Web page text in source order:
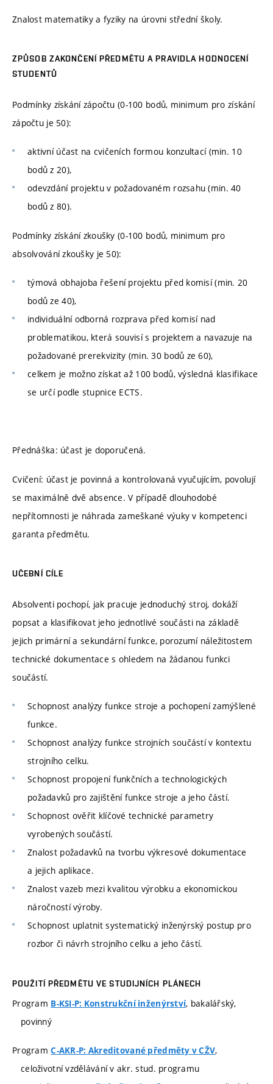
Znalost matematiky a fyziky na úrovni střední školy.
ZPŮSOB ZAKONČENÍ PŘEDMĚTU A PRAVIDLA HODNOCENÍ
STUDENTŮ
Podmínky získání zápočtu (0-100 bodů, minimum pro získání
zápočtu je 50):
aktivní účast na cvičeních formou konzultací (min. 10
bodů z 20),
odevzdání projektu v požadovaném rozsahu (min. 40
bodů z 80).
Podmínky získání zkoušky (0-100 bodů, minimum pro
absolvování zkoušky je 50):
týmová obhajoba řešení projektu před komisí (min. 20
bodů ze 40),
individuální odborná rozprava před komisí nad
problematikou, která souvisí s projektem a navazuje na
požadované prerekvizity (min. 30 bodů ze 60),
celkem je možno získat až 100 bodů, výsledná klasifikace
se určí podle stupnice ECTS.
Přednáška: účast je doporučená.
Cvičení: účast je povinná a kontrolovaná vyučujícím, povolují
se maximálně dvě absence. V případě dlouhodobé
nepřítomnosti je náhrada zameškané výuky v kompetenci
garanta předmětu.
UČEBNÍ CÍLE
Absolventi pochopí, jak pracuje jednoduchý stroj, dokáží
popsat a klasifikovat jeho jednotlivé součásti na základě
jejich primární a sekundární funkce, porozumí náležitostem
technické dokumentace s ohledem na žádanou funkci
součástí.
Schopnost analýzy funkce stroje a pochopení zamýšlené
funkce.
Schopnost analýzy funkce strojních součástí v kontextu
strojního celku.
Schopnost propojení funkčních a technologických
požadavků pro zajištění funkce stroje a jeho částí.
Schopnost ověřit klíčové technické parametry
vyrobených součástí.
Znalost požadavků na tvorbu výkresové dokumentace
a jejich aplikace.
Znalost vazeb mezi kvalitou výrobku a ekonomickou
náročností výroby.
Schopnost uplatnit systematický inženýrský postup pro
rozbor či návrh strojního celku a jeho částí.
POUŽITÍ PŘEDMĚTU VE STUDIJNÍCH PLÁNECH
Program B-KSI-P: Konstrukční inženýrství, bakalářský,
povinný
ProgramC-AKR-P: Akreditované předměty v CŽV,
celoživotní vzdělávání v akr. stud. programu